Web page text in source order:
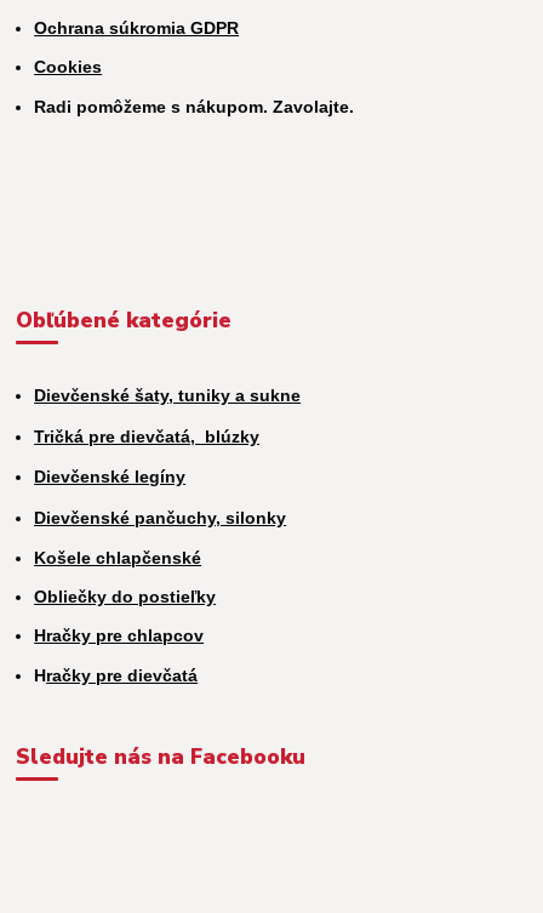
Ochrana súkromia GDPR
Cookies
Radi pomôžeme s nákupom. Zavolajte.
Obľúbené kategórie
Dievčenské šaty, tuniky a sukne
Tričká pre dievčatá, blúzky
Dievčenské legíny
Dievčenské pančuchy, silonky
Košele chlapčenské
Obliečky do postieľky
Hračky pre chlapcov
Hračky pre dievčatá
Sledujte nás na Facebooku